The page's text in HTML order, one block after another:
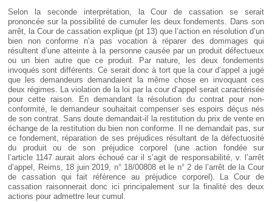
Selon la seconde interprétation, la Cour de cassation se serait
prononcée sur la possibilité de cumuler les deux fondements. Dans son
arrêt, la Cour de cassation explique (pt 13) que l’action en résolution d’un
bien non conforme n’a pas vocation à réparer des dommages qui
résultent d’une atteinte à la personne causée par un produit défectueux
ou un bien autre que ce produit. Par nature, les deux fondements
invoqués sont différents. Ce serait donc à tort que la cour d’appel a jugé
que les demandeurs demandaient la même chose en invoquant ces
deux régimes. La violation de la loi par la cour d’appel serait caractérisée
pour cette raison. En demandant la résolution du contrat pour non-
conformité, le demandeur souhaitait compenser ses espoirs déçus nés
de son contrat. Sans doute demandait-il la restitution du prix de vente en
échange de la restitution du bien non conforme. Il ne demandait pas, sur
ce fondement, réparation de ses préjudices résultant de la défectuosité
du produit ou de son préjudice corporel (une action fondée sur
l’article 1147 aurait alors échoué car il s’agit de responsabilité, v. l’arrêt
d’appel, Reims, 18 juin 2019, n° 18/00808 et le n° 2 de l’arrêt de la Cour
de cassation qui fait référence au préjudice corporel). La Cour de
cassation raisonnerait donc ici principalement sur la finalité des deux
actions pour admettre leur cumul.